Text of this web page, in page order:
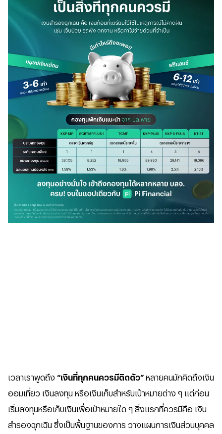
เวลาเราพูดถึง “เงินที่ทุกคนควรมีติดตัว” หลายคนมักคิดถึงเงิน
ออมเที่ยว เงินลงทุน หรือเงินเก็บสำหรับเป้าหมายต่าง ๆ แต่ก่อน
เริ่มลงทุนหรือเก็บเงินเพื่อเป้าหมายใด ๆ สิ่งแรกที่ควรมีคือ เงิน
สำรองฉุกเฉิน ซึ่งเป็นพื้นฐานของการ วางแผนการเงินส่วนบุคคล